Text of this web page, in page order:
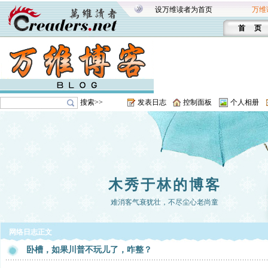
设万维读者为首页 万维
首 页
搜索>> 发表日志 控制面板 个人相册
木秀于林的博客
难消客气衰犹壮，不尽尘心老尚童
网络日志正文
卧槽，如果川普不玩儿了，咋整？